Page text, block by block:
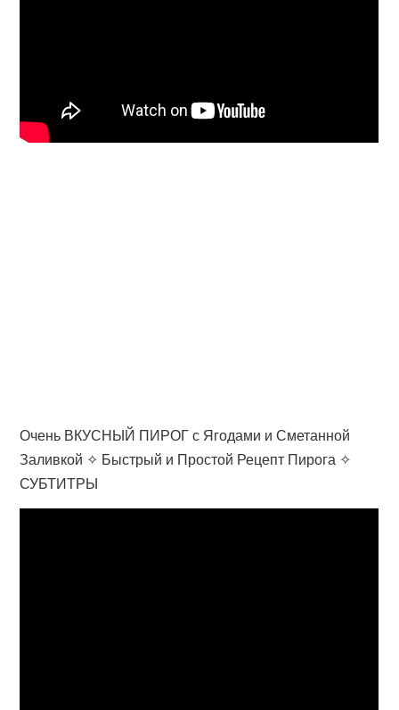
Очень ВКУСНЫЙ ПИРОГ с Ягодами и Сметанной
Заливкой ✧ Быстрый и Простой Рецепт Пирога ✧
СУБТИТРЫ